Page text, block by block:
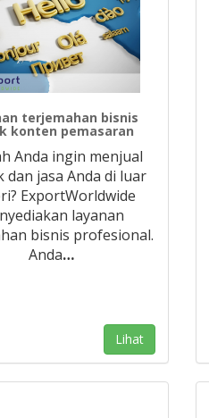
terjemahan bisnis
konten pemasaran
Anda ingin menjual
dan jasa Anda di luar
ExportWorldwide
layanan
bisnis profesional.
Anda…
Lihat